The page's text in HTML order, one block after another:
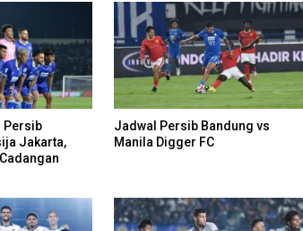
Persib
Jakarta,
Jadwal Persib Bandung vs
Manila Digger FC